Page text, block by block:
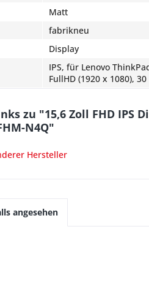
Matt
fabrikneu
Display
IPS, für Lenovo
FullHD (1920 x 1080), 30
zu "15,6 Zoll FHD IPS
N4Q"
Hersteller
angesehen